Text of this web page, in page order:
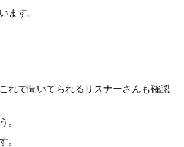
ます。
れで聞いてられるリスナーさんも確認
。
。